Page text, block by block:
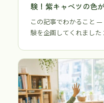
験！紫キャベツの色
ランティアと体験し
この記事でわかること
験を企画してくれまし